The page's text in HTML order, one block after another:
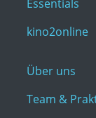
Essentials
kino2online
Über uns
Team &